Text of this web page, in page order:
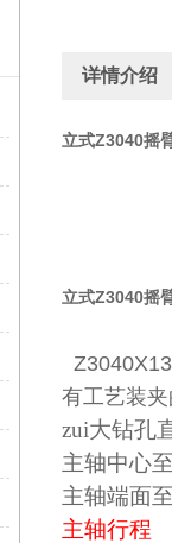
详情介绍
立式Z3040摇
立式Z3040摇
有工艺装
zui大
主轴中
主轴端
主轴